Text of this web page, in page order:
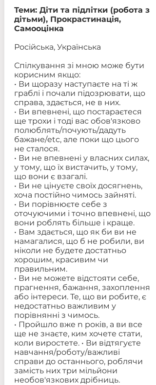
Теми: Діти та підлітки (робота з
дітьми), Прокрастинація,
Самооцінка
Російська, Українська
Спілкування зі мною може бути
корисним якщо:
• Ви щоразу наступаєте на ті ж
граблі і почали підозрювати, що
справа, здається, не в них.
• Ви впевнені, що постараєтеся
ще трохи і тоді вас обов'язково
полюблять/почують/дадуть
бажане/etc, але поки що цього
не сталося.
• Ви не впевнені у власних силах,
у тому, що їх вистачить, у тому,
що вони є взагалі.
• Ви не цінуєте своїх досягнень,
хоча постійно чимось зайняті.
• Ви порівнюєте себе з
оточуючими і точно впевнені, що
вони роблять більше і краще.
• Вам здається, що як би ви не
намагалися, що б не робили, ви
ніколи не будете достатньо
хорошим, красивим чи
правильним.
• Ви не можете відстояти себе,
прагнення, бажання, захоплення
або інтереси. Те, що ви робите, є
недостатньо важливим у
порівнянні з чимось.
• Пройшло вже n років, а ви все
ще не знаєте, ким хочете стати,
коли виростете. • Ви відтягуєте
навчання/роботу/важливі
справи до останнього, роблячи
замість них три мільйони
необов'язкових дрібниць.